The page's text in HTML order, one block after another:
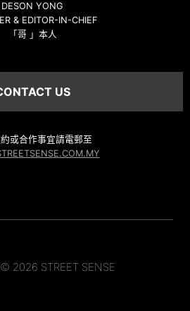
DESON YONG
& EDITOR-IN-CHIEF
「哥 」本人
US
或合作事宜請電郵至
2026 STREET SENSE